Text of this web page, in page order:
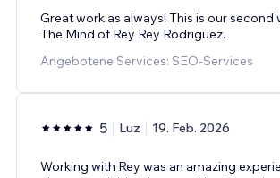
Great work as always! This is our second
The Mind of Rey Rey Rodriguez.
Angebotene Services: SEO-Services
5 Luz 19. Feb. 2026
Working with Rey was an amazing